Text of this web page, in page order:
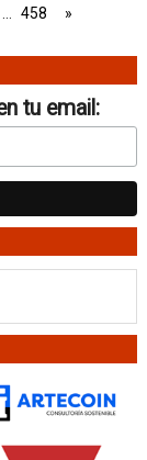
458
»
tu email: